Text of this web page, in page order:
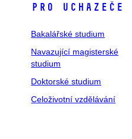
Pro uchazeče
Bakalářské studium
Navazující magisterské
studium
Doktorské studium
Celoživotní vzdělávání